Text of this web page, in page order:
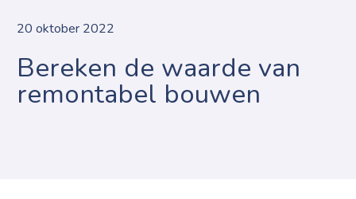
20 oktober 2022
Bereken de waarde van
remontabel bouwen